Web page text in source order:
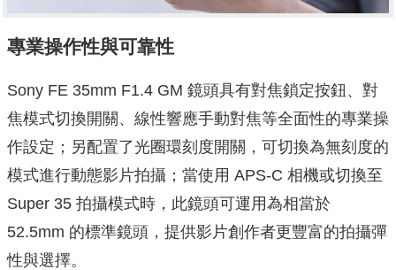
專業操作性與可靠性
Sony FE 35mm F1.4 GM 鏡頭具有對焦鎖定按鈕、對
焦模式切換開關、線性響應手動對焦等全面性的專業操
作設定；另配置了光圈環刻度開關，可切換為無刻度的
模式進行動態影片拍攝；當使用 APS-C 相機或切換至
Super 35 拍攝模式時，此鏡頭可運用為相當於
52.5mm 的標準鏡頭，提供影片創作者更豐富的拍攝彈
性與選擇。